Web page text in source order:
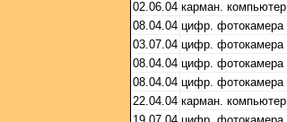
02.06.04 карман. компьютер
08.04.04 цифр. фотокамера
03.07.04 цифр. фотокамера
08.04.04 цифр. фотокамера
08.04.04 цифр. фотокамера
22.04.04 карман. компьютер